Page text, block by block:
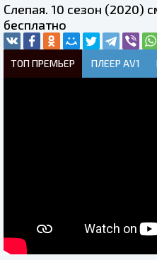
Слепая. 10 сезон (2020)
бесплатно
ТОП ПРЕМЬЕР ПЛЕЕР AV1